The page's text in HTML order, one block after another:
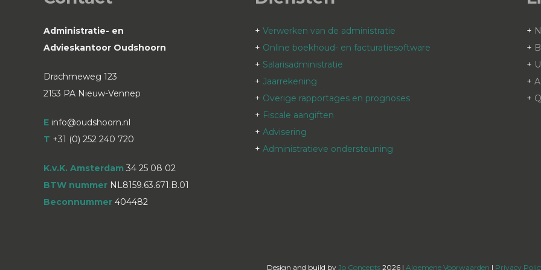
Administratie- en
Advieskantoor Oudshoorn
Drachmeweg 123
2153 PA Nieuw-Vennep
E info@oudshoorn.nl
T +31 (0) 252 240 720
K.v.K. Amsterdam 34 25 08 02
BTW nummer NL8159.63.671.B.01
Beconnummer 404482
+ Verwerken van de administratie
+ Online boekhoud- en facturatiesoftware
+ Salarisadministratie
+ Jaarrekening
+ Overige rapportages en prognoses
+ Fiscale aangiften
+ Advisering
+ Administratieve ondersteuning
+
+
+
+
+
Design and build by Jo Concepts 2026 | Algemene Voorwaarden | Privacy